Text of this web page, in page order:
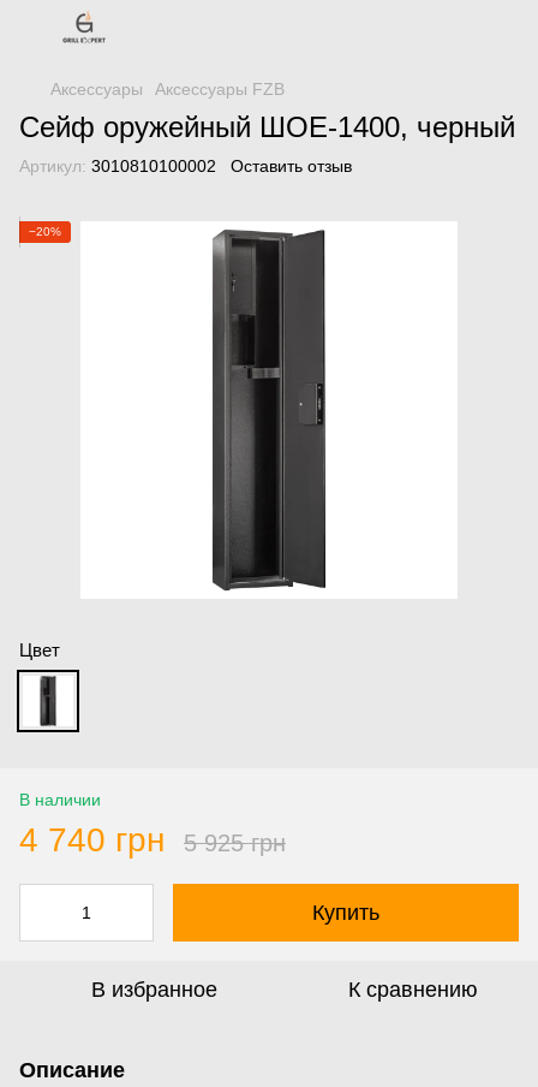
Аксессуары Аксессуары FZB
Сейф оружейный ШОЕ-1400, черный
Артикул: 3010810100002 Оставить отзыв
−20%
Цвет
В наличии
4 740 грн 5 925 грн
Купить
В избранное К сравнению
Описание